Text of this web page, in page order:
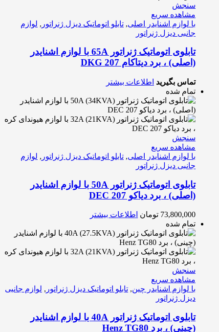
سنجش
مشاهده سریع
با لوازم اشنایدر اصلی, تابلو اتوماتیک دیزل ژنراتور , لوازم
جانبی دیزل ژنراتور
تابلوی اتوماتیک ژنراتور 65A با لوازم اشنایدر
(اصلی) ، برد دیتاکام DKG 207
تماس بگیرید اطلاعات بیشتر
تمام شده
سنجش
مشاهده سریع
با لوازم اشنایدر اصلی, تابلو اتوماتیک دیزل ژنراتور , لوازم
جانبی دیزل ژنراتور
تابلوی اتوماتیک ژنراتور 50A با لوازم اشنایدر
(اصلی) ، برد دیاکو DEC 207
73,800,000 تومان اطلاعات بیشتر
تمام شده
سنجش
مشاهده سریع
با لوازم اشنایدر چین, تابلو اتوماتیک دیزل ژنراتور , لوازم جانبی
دیزل ژنراتور
تابلوی اتوماتیک ژنراتور 40A با لوازم اشنایدر
(چینی) ، برد Henz TG80